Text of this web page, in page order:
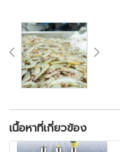
เนื้อหาที่เกี่ยวข้อง